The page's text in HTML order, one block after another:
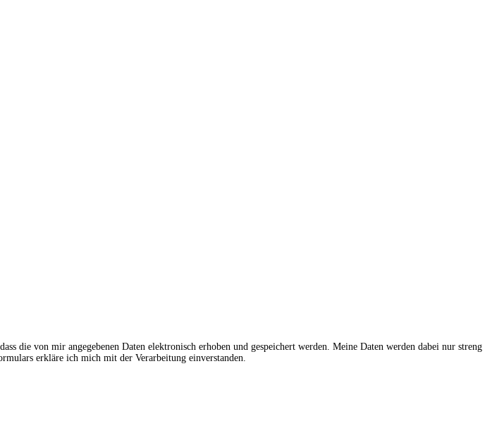
die von mir angegebenen Daten elektronisch erhoben und gespeichert werden. Meine Daten werden dabei nur streng
erkläre ich mich mit der Verarbeitung einverstanden.